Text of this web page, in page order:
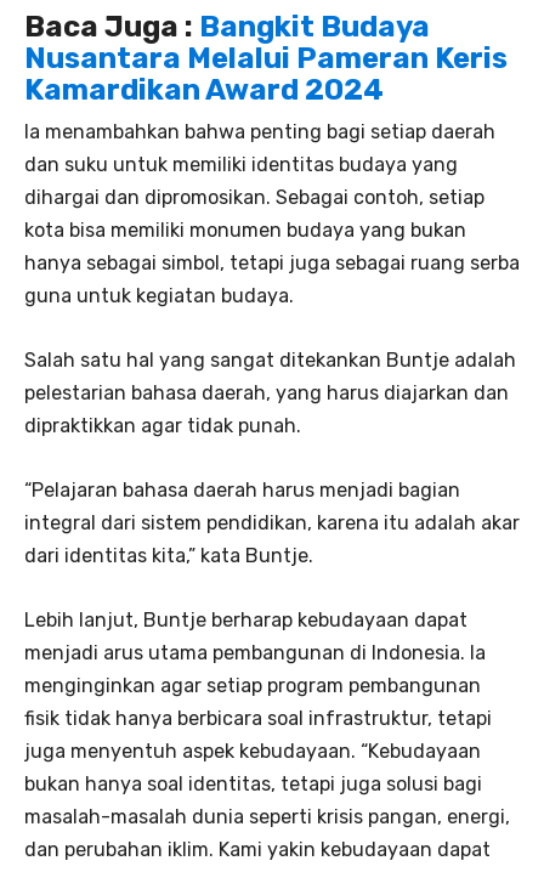
Baca Juga : Bangkit Budaya
Nusantara Melalui Pameran Keris
Kamardikan Award 2024
Ia menambahkan bahwa penting bagi setiap daerah
dan suku untuk memiliki identitas budaya yang
dihargai dan dipromosikan. Sebagai contoh, setiap
kota bisa memiliki monumen budaya yang bukan
hanya sebagai simbol, tetapi juga sebagai ruang serba
guna untuk kegiatan budaya.
Salah satu hal yang sangat ditekankan Buntje adalah
pelestarian bahasa daerah, yang harus diajarkan dan
dipraktikkan agar tidak punah.
“Pelajaran bahasa daerah harus menjadi bagian
integral dari sistem pendidikan, karena itu adalah akar
dari identitas kita,” kata Buntje.
Lebih lanjut, Buntje berharap kebudayaan dapat
menjadi arus utama pembangunan di Indonesia. Ia
menginginkan agar setiap program pembangunan
fisik tidak hanya berbicara soal infrastruktur, tetapi
juga menyentuh aspek kebudayaan. “Kebudayaan
bukan hanya soal identitas, tetapi juga solusi bagi
masalah-masalah dunia seperti krisis pangan, energi,
dan perubahan iklim. Kami yakin kebudayaan dapat